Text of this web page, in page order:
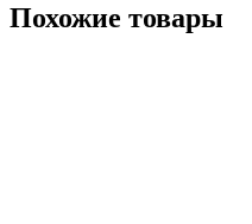
Похожие товары